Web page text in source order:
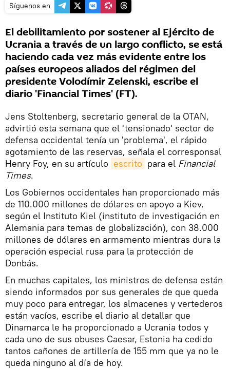
Síguenos en
El debilitamiento por sostener al Ejército de
Ucrania a través de un largo conflicto, se está
haciendo cada vez más evidente entre los
países europeos aliados del régimen del
presidente Volodímir Zelenski, escribe el
diario 'Financial Times' (FT).
Jens Stoltenberg, secretario general de la OTAN,
advirtió esta semana que el 'tensionado' sector de
defensa occidental tenía un 'problema', el rápido
agotamiento de las reservas, señala el corresponsal
Henry Foy, en su artículo escrito para el Financial
Times.
Los Gobiernos occidentales han proporcionado más
de 110.000 millones de dólares en apoyo a Kiev,
según el Instituto Kiel (instituto de investigación en
Alemania para temas de globalización), con 38.000
millones de dólares en armamento mientras dura la
operación especial rusa para la protección de
Donbás.
En muchas capitales, los ministros de defensa están
siendo informados por sus generales de que queda
muy poco para entregar, los almacenes y vertederos
están vacíos, escribe el diario al detallar que
Dinamarca le ha proporcionado a Ucrania todos y
cada uno de sus obuses Caesar, Estonia ha cedido
tantos cañones de artillería de 155 mm que ya no le
queda ninguno al día de hoy.